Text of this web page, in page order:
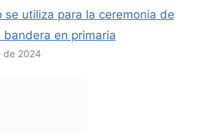
se utiliza para la ceremonia de
bandera en primaria
de 2024